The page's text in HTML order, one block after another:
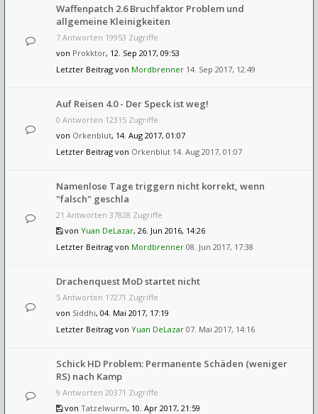
Waffenpatch 2.6 Bruchfaktor Problem und
allgemeine Kleinigkeiten
7 Antworten 19953 Zugriffe
von Prokktor, 12. Sep 2017, 09:53
Letzter Beitrag von Mordbrenner 14. Sep 2017, 12:49
Auf Reisen 4.0 - Der Speck ist weg!
0 Antworten 12315 Zugriffe
von Orkenblut, 14. Aug 2017, 01:07
Letzter Beitrag von Orkenblut 14. Aug 2017, 01:07
Namenlose Tage triggern nicht korrekt, wenn
"falsch" geschla
21 Antworten 37828 Zugriffe
von Yuan DeLazar, 26. Jun 2016, 14:26
Letzter Beitrag von Mordbrenner 08. Jun 2017, 17:38
Drachenquest MoD startet nicht
5 Antworten 17271 Zugriffe
von Siddhi, 04. Mai 2017, 17:19
Letzter Beitrag von Yuan DeLazar 07. Mai 2017, 14:16
Schick HD Problem: Permanente Schäden (weniger
RS) nach Kamp
9 Antworten 20371 Zugriffe
von Tatzelwurm, 10. Apr 2017, 21:59